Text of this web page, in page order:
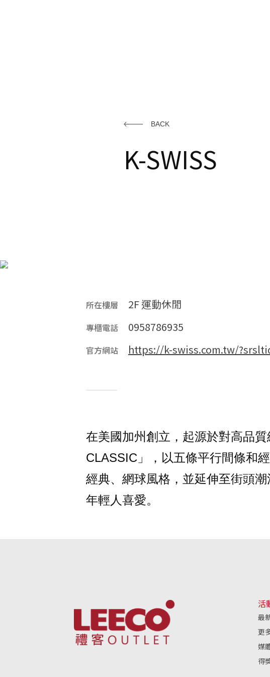
BACK
K-SWISS
所在樓層 2F 運動休閒
專櫃電話 0958786935
官方網站 https://k-swiss.com.tw/
在美國加州創立，起源於對高品
CLASSIC」，以五條平行間條和
經典、網球風格，並延伸至街頭
年輕人喜愛。
活
最
更
媒
得